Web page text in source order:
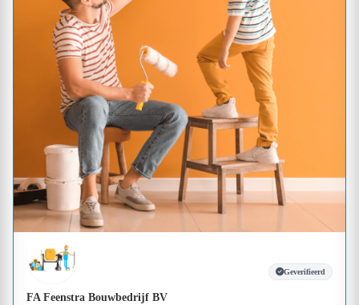
Geverifieerd
FA Feenstra Bouwbedrijf BV